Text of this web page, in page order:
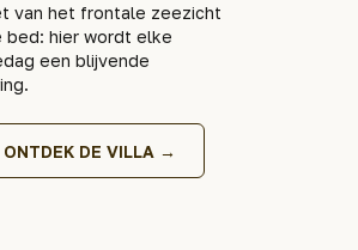
van het frontale zeezicht
bed: hier wordt elke
een blijvende
ONTDEK DE VILLA →